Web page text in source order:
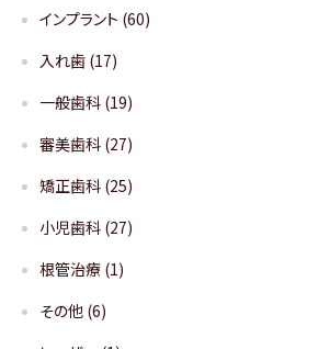
インプラント (60)
入れ歯 (17)
一般歯科 (19)
審美歯科 (27)
矯正歯科 (25)
小児歯科 (27)
根管治療 (1)
その他 (6)